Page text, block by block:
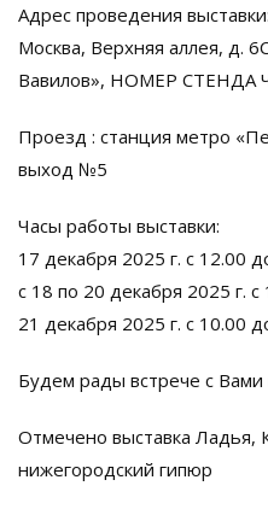
Адрес проведения
Москва, Верхняя аллея, д.
Вавилов», НОМЕР СТЕНДА
Проезд : станция метро
выход №5
Часы работы выставки:
17 декабря 2025 г. с 12.00
с 18 по 20 декабря 2025 г.
21 декабря 2025 г. с 10.00
Будем рады встрече с
Отмечено выставка Ладья,
нижегородский гипюр